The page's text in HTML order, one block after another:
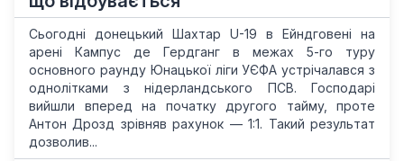
Сьогодні донецький Шахтар U-19 в Ейндговені на
арені Кампус де Гердганг в межах 5-го туру
основного раунду Юнацької ліги УЄФА устрічалався з
однолітками з нідерландського ПСВ. Господарі
вийшли вперед на початку другого тайму, проте
Антон Дрозд зрівняв рахунок — 1:1. Такий результат
дозволив...